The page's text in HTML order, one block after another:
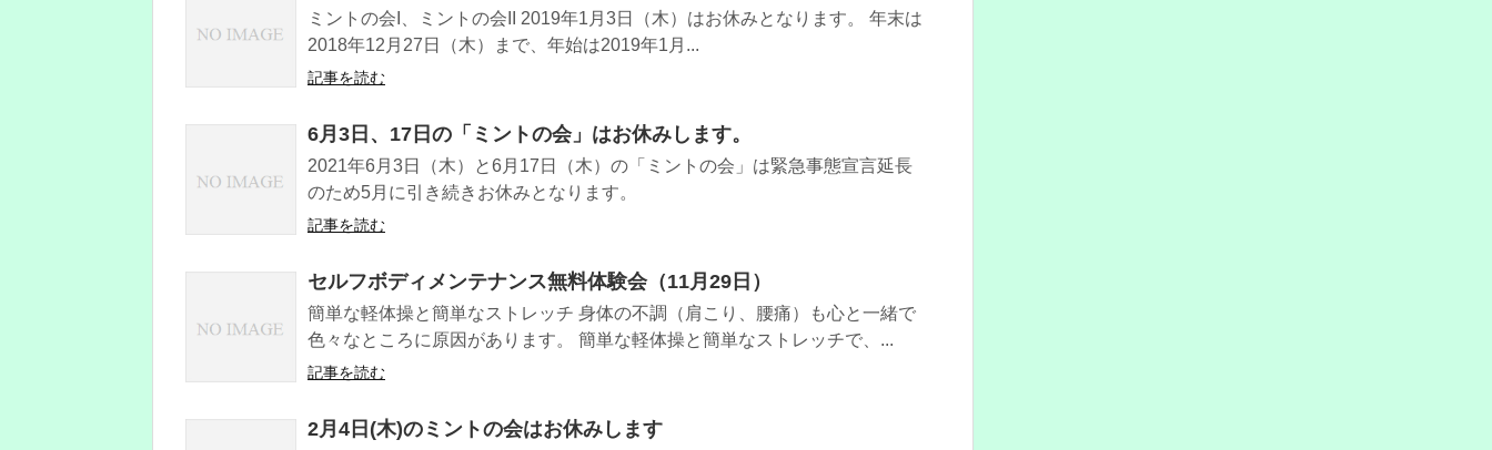
ミントの会I、ミントの会II 2019年1月3日（木）はお休みとなります。 年末は
2018年12月27日（木）まで、年始は2019年1月...
記事を読む
6月3日、17日の「ミントの会」はお休みします。
2021年6月3日（木）と6月17日（木）の「ミントの会」は緊急事態宣言延長
のため5月に引き続きお休みとなります。
記事を読む
セルフボディメンテナンス無料体験会（11月29日）
簡単な軽体操と簡単なストレッチ 身体の不調（肩こり、腰痛）も心と一緒で
色々なところに原因があります。 簡単な軽体操と簡単なストレッチで、...
記事を読む
2月4日(木)のミントの会はお休みします